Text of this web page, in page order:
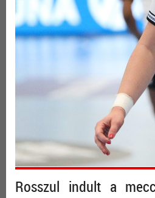
Rosszul indult a